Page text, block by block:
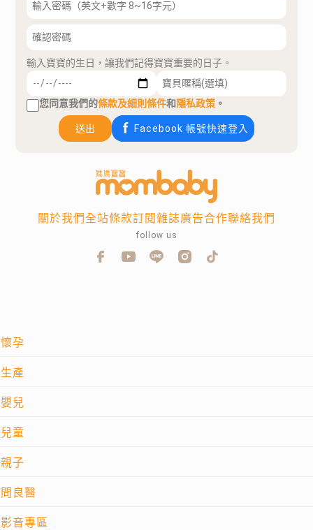
輸入寶寶的生日，讓我們記得寶寶重要的日子。
您同意我們的條款及細則條件和隱私政策 。
送出 Facebook 帳號快速登入
懷孕
生產
嬰兒
兒童
親子
問良醫
影音專區
關於我們全站條款訂閱雜誌廣告合作聯絡我們
follow us